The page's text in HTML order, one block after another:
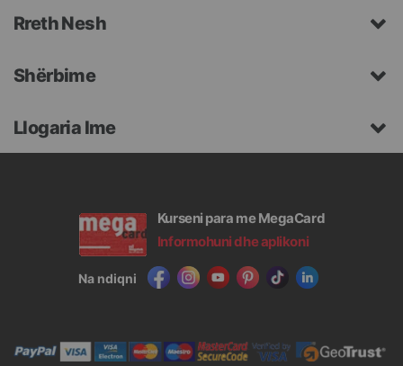
Rreth Nesh
Shërbime
Llogaria Ime
Kurseni para me MegaCard
Informohuni dhe aplikoni
Na ndiqni